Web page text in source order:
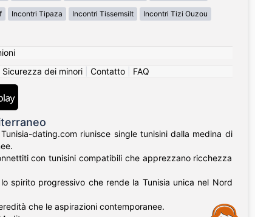
Incontri Tipaza Incontri Tissemsilt Incontri Tizi Ouzou
Sicurezza dei minori Contatto FAQ
dating.com riunisce single tunisini dalla medina di
con tunisini compatibili che apprezzano ricchezza
spirito progressivo che rende la Tunisia unica nel Nord
che le aspirazioni contemporanee.
Assistance